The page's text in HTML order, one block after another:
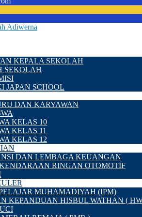
KEPALA SEKOLAH
SEKOLAH
JAPAN SCHOOL
DAN KARYAWAN
KELAS 10
KELAS 11
KELAS 12
DAN LEMBAGA KEUANGAN
RINGAN OTOMOTIF
MUHAMADIYAH (IPM)
KEPANDUAN HISBUL WATHAN (